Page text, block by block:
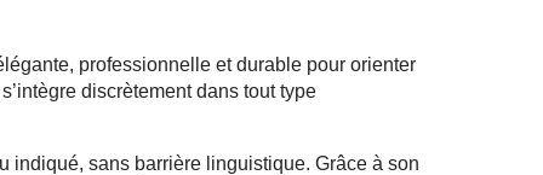
professionnelle et durable pour orienter
discrètement dans tout type
indiqué, sans barrière linguistique. Grâce à son